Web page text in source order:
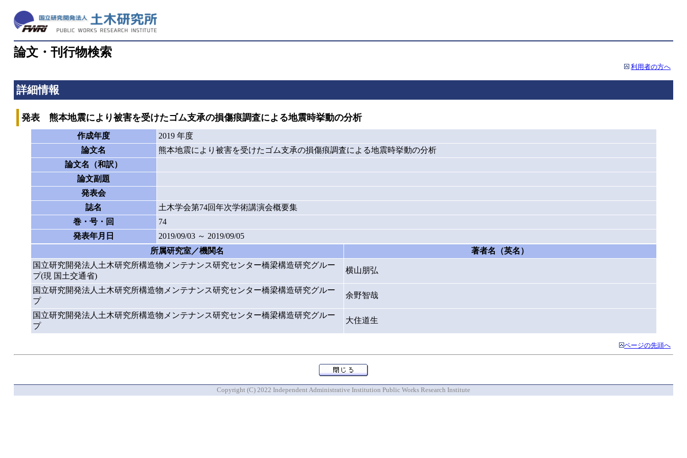
論文・刊行物検索
利用者の方へ
詳細情報
発表 熊本地震により被害を受けたゴム支承の損傷痕調査による地震時挙動の分析
作成年度
2019 年度
論文名
熊本地震により被害を受けたゴム支承の損傷痕調査による地震時挙動の分析
論文名（和訳）
論文副題
発表会
誌名
土木学会第74回年次学術講演会概要集
巻・号・回
74
発表年月日
2019/09/03 ～ 2019/09/05
所属研究室／機関名
著者名（英名）
国立研究開発法人土木研究所構造物メンテナンス研究センター橋梁構造研究グルー
プ(現 国土交通省)
横山朋弘
国立研究開発法人土木研究所構造物メンテナンス研究センター橋梁構造研究グルー
プ
余野智哉
国立研究開発法人土木研究所構造物メンテナンス研究センター橋梁構造研究グルー
プ
大住道生
ページの先頭へ
Copyright (C) 2022 Independent Administrative Institution Public Works Research Institute